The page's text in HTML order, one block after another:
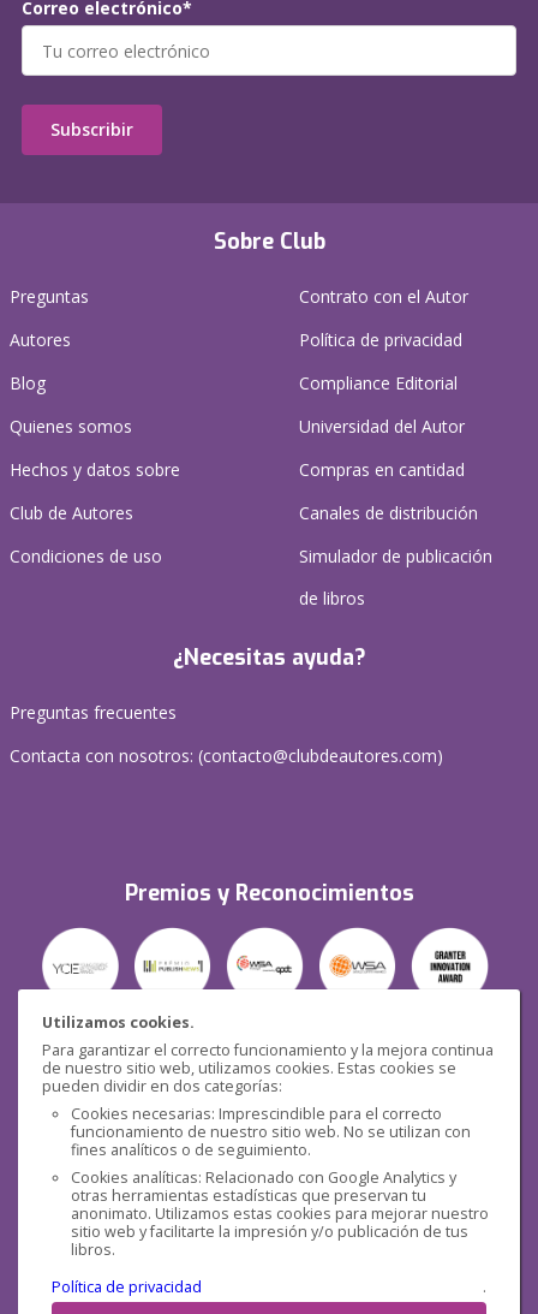
Utilizamos cookies.
Para garantizar el correcto funcionamiento y la mejora continua
de nuestro sitio web, utilizamos cookies. Estas cookies se
pueden dividir en dos categorías:
Cookies necesarias: Imprescindible para el correcto
funcionamiento de nuestro sitio web. No se utilizan con
fines analíticos o de seguimiento.
Cookies analíticas: Relacionado con Google Analytics y
otras herramientas estadísticas que preservan tu
anonimato. Utilizamos estas cookies para mejorar nuestro
sitio web y facilitarte la impresión y/o publicación de tus
libros.
Política de privacidad
.
Sobre Club
Preguntas
Autores
Blog
Quienes somos
Hechos y datos sobre
Club de Autores
Condiciones de uso
Contrato con el Autor
Política de privacidad
Compliance Editorial
Universidad del Autor
Compras en cantidad
Canales de distribución
Simulador de publicación
de libros
¿Necesitas ayuda?
Preguntas frecuentes
Contacta con nosotros: (contacto@clubdeautores.com)
Premios y Reconocimientos
Seguridad
Redes sociales
Correo electrónico*
Subscribir